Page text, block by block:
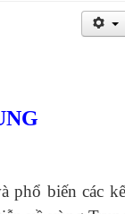
phổ biến các